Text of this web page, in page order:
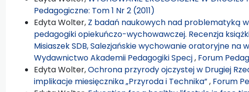
Pedagogiczne: Tom 1 Nr 2 (2011)
Edyta Wolter, Z badań naukowych nad problematyką
pedagogiki opiekuńczo-wychowawczej. Recenzja
Misiaszek SDB, Salezjańskie wychowanie oratoryjne na
Wydawnictwo Akademii Pedagogiki Specj, Forum
Edyta Wolter,Ochrona przyrody ojczystej w Drugiej
implikacje miesięcznika „Przyroda i Technika”, Forum